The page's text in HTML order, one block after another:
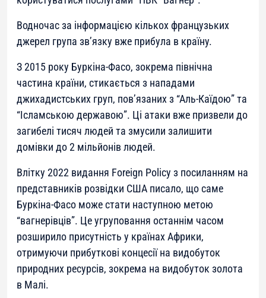
Водночас за інформацією кількох французьких
джерел група зв’язку вже прибула в країну.
З 2015 року Буркіна-Фасо, зокрема північна
частина країни, стикається з нападами
джихадистських груп, пов’язаних з “Аль-Каїдою” та
“Ісламською державою”. Ці атаки вже призвели до
загибелі тисяч людей та змусили залишити
домівки до 2 мільйонів людей.
Влітку 2022 видання Foreign Policy з посиланням на
представників розвідки США писало, що саме
Буркіна-Фасо може стати наступною метою
“вагнерівців”. Це угруповання останнім часом
розширило присутність у країнах Африки,
отримуючи прибуткові концесії на видобуток
природних ресурсів, зокрема на видобуток золота
в Малі.